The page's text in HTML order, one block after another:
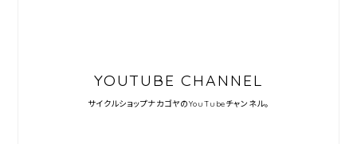
YOUTUBE CHANNEL
サイクルショップナカゴヤのYouTubeチャンネル。